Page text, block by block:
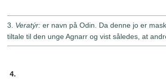
3. Veratýr: er navn på Odin. Da denne jo er
tiltale til den unge Agnarr og vist således, at
4.